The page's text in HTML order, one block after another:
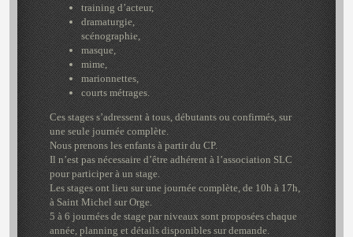
training d’acteur,
dramaturgie,
scénographie,
masque,
mime,
marionnettes,
courts métrages.
Ces stages s’adressent à tous, débutants ou confirmés, sur
une seule journée complète.
Nous prenons les enfants à partir du CP.
Il n’est pas nécessaire d’être adhérent à l’association SLC
pour participer à un stage.
Les stages ont lieu sur une journée complète, de 10h à 17h,
à Saint Michel sur Orge.
5 à 6 journées de stage par niveaux sont proposées chaque
année, planning et détails disponibles sur demande.